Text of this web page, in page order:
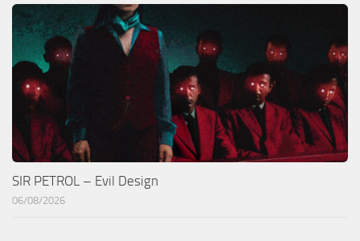
SIR PETROL – Evil Design
06/08/2026